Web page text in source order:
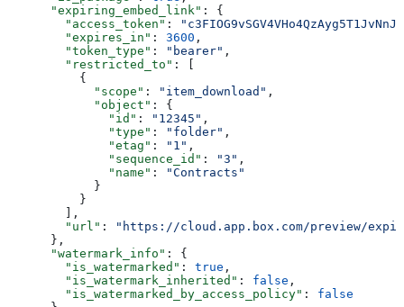
      "expiring_embed_link"
: {
        "access_token"
:
        "expires_in"
: 3600 ,
        "token_type"
: "bearer" ,
        "restricted_to"
: [
          {
            "scope"
: "item_download" ,
            "object"
: {
              "id"
: "12345" ,
              "type"
: "folder" ,
              "etag"
: "1" ,
              "sequence_id"
: "3" ,
              "name"
:
"Contracts"
            }
          }
        ],
        "url"
:
"https://cloud.app.box.com/preview/
      },
      "watermark_info"
: {
        "is_watermarked"
: true ,
        "is_watermark_inherited"
: false ,
        "is_watermarked_by_access_policy"
: false